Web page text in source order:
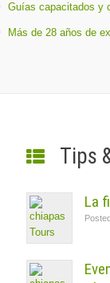
Guías capacitados y
Más de 28 años de
Tips
La